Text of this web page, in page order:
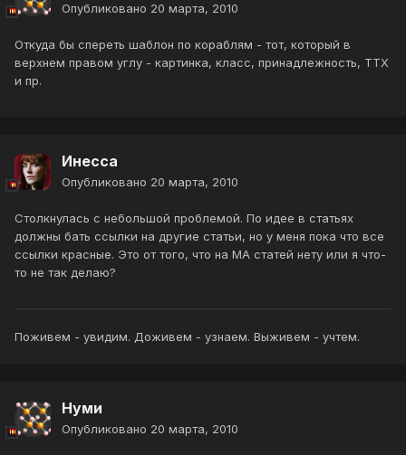
Опубликовано 20 марта, 2010
Откуда бы спереть шаблон по кораблям - тот, который в
верхнем правом углу - картинка, класс, принадлежность, ТТХ
и пр.
Инесса
Опубликовано 20 марта, 2010
Столкнулась с небольшой проблемой. По идее в статьях
должны бать ссылки на другие статьи, но у меня пока что все
ссылки красные. Это от того, что на МА статей нету или я что-
то не так делаю?
Поживем - увидим. Доживем - узнаем. Выживем - учтем.
Нуми
Опубликовано 20 марта, 2010